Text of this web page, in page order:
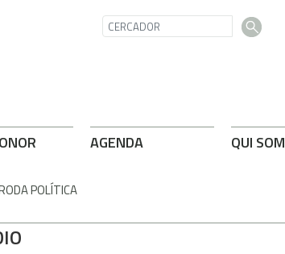
AGENDA QUI SOM
POLÍTICA